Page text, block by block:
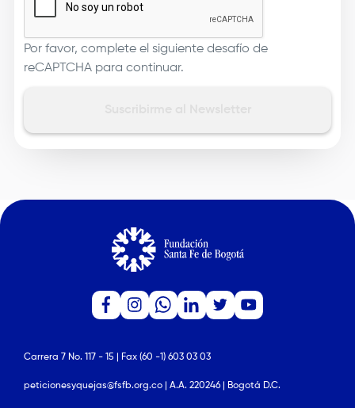
Por favor, complete el siguiente desafío de
reCAPTCHA para continuar.
Carrera 7 No. 117 - 15 | Fax (60 -1) 603 03 03
peticionesyquejas@fsfb.org.co | A.A. 220246 | Bogotá D.C.